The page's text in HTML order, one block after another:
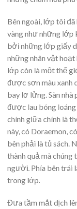
Bên ngoài, lớp tôi
vàng như những
bởi những lớp giấy
những nhân vật hoạt
lớp còn là một thế
được sơn màu xanh
bay lơ lửng. Sàn
được lau bóng
chính giữa chính là
này, có Doraemon,
bên phải là tủ sách.
thành quả mà
người. Phía bên trái
trong lớp.
Đưa tầm mắt dịch